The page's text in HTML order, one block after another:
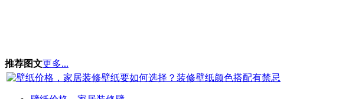
推荐图文更多...